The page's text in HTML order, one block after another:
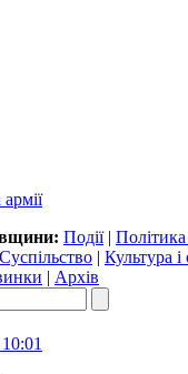
Події| Політика
Суспільство | Культура і
| Архів